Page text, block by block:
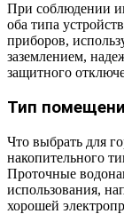
При соблюдении
оба типа
приборов,
заземлением,
защитного
Тип
Что выбрать для
накопительного
Проточные
использования,
хорошей